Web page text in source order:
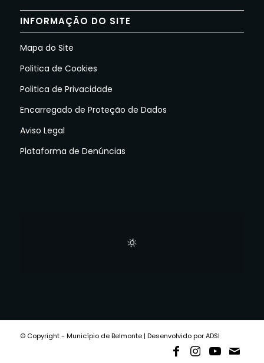
INFORMAÇÃO DO SITE
Mapa do Site
Politica de Cookies
Politica de Privacidade
Encarregado de Proteção de Dados
Aviso Legal
Plataforma de Denúncias
© Copyright - Município de Belmonte | Desenvolvido por ADSI